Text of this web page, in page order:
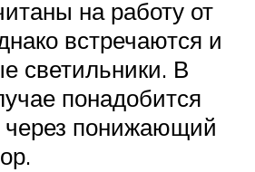
на работу от
встречаются и
светильники. В
понадобится
через понижающий